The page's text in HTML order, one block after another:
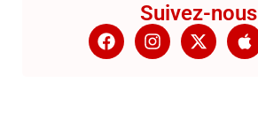
Suivez-nous